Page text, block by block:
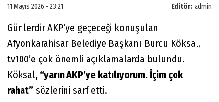
Editör: admin
11 Mayıs 2026 - 23:21
Günlerdir AKP’ye geçeceği konuşulan
Afyonkarahisar Belediye Başkanı Burcu Köksal,
tv100’e çok önemli açıklamalarda bulundu.
Köksal, “yarın AKP’ye katılıyorum. İçim çok
rahat” sözlerini sarf etti.